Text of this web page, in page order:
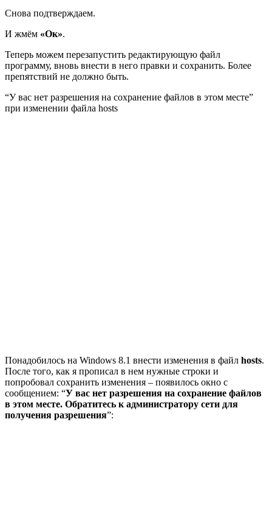
Снова подтверждаем.
И жмём «Ок».
Теперь можем перезапустить редактирующую файл
программу, вновь внести в него правки и сохранить. Более
препятствий не должно быть.
“У вас нет разрешения на сохранение файлов в этом месте”
при изменении файла hosts
Понадобилось на Windows 8.1 внести изменения в файл hosts.
После того, как я прописал в нем нужные строки и
попробовал сохранить изменения – появилось окно с
сообщением: “У вас нет разрешения на сохранение файлов
в этом месте. Обратитесь к администратору сети для
получения разрешения”: